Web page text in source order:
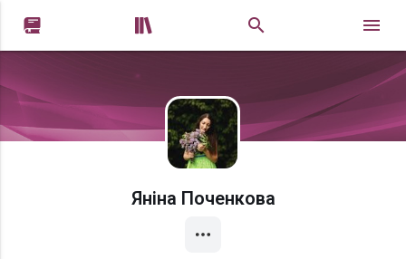
 
Яніна Поченкова